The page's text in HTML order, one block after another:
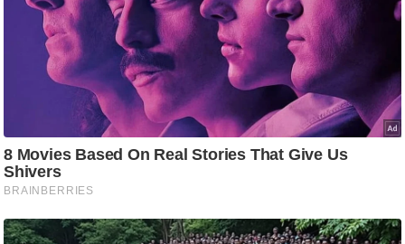
र्ल्ड
म
नो
रं
न